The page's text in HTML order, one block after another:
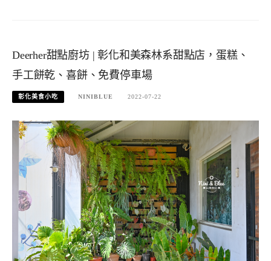
Deerher甜點廚坊 | 彰化和美森林系甜點店，蛋糕、
手工餅乾、喜餅、免費停車場
彰化美食小吃 NINIBLUE 2022-07-22